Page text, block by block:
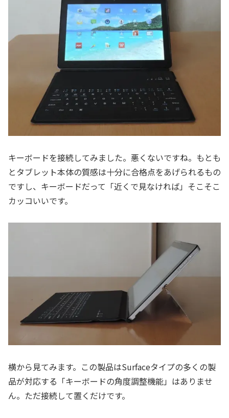
キーボードを接続してみました。悪くないですね。もとも
とタブレット本体の質感は十分に合格点をあげられるもの
ですし、キーボードだって「近くで見なければ」そこそこ
カッコいいです。
横から見てみます。この製品はSurfaceタイプの多くの製
品が対応する「キーボードの角度調整機能」はありませ
ん。ただ接続して置くだけです。